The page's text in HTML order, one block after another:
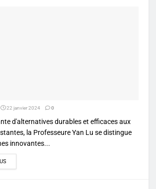
22 janvier 2024 0
d'alternatives durables et efficaces aux
la Professeure Yan Lu se distingue
innovantes...